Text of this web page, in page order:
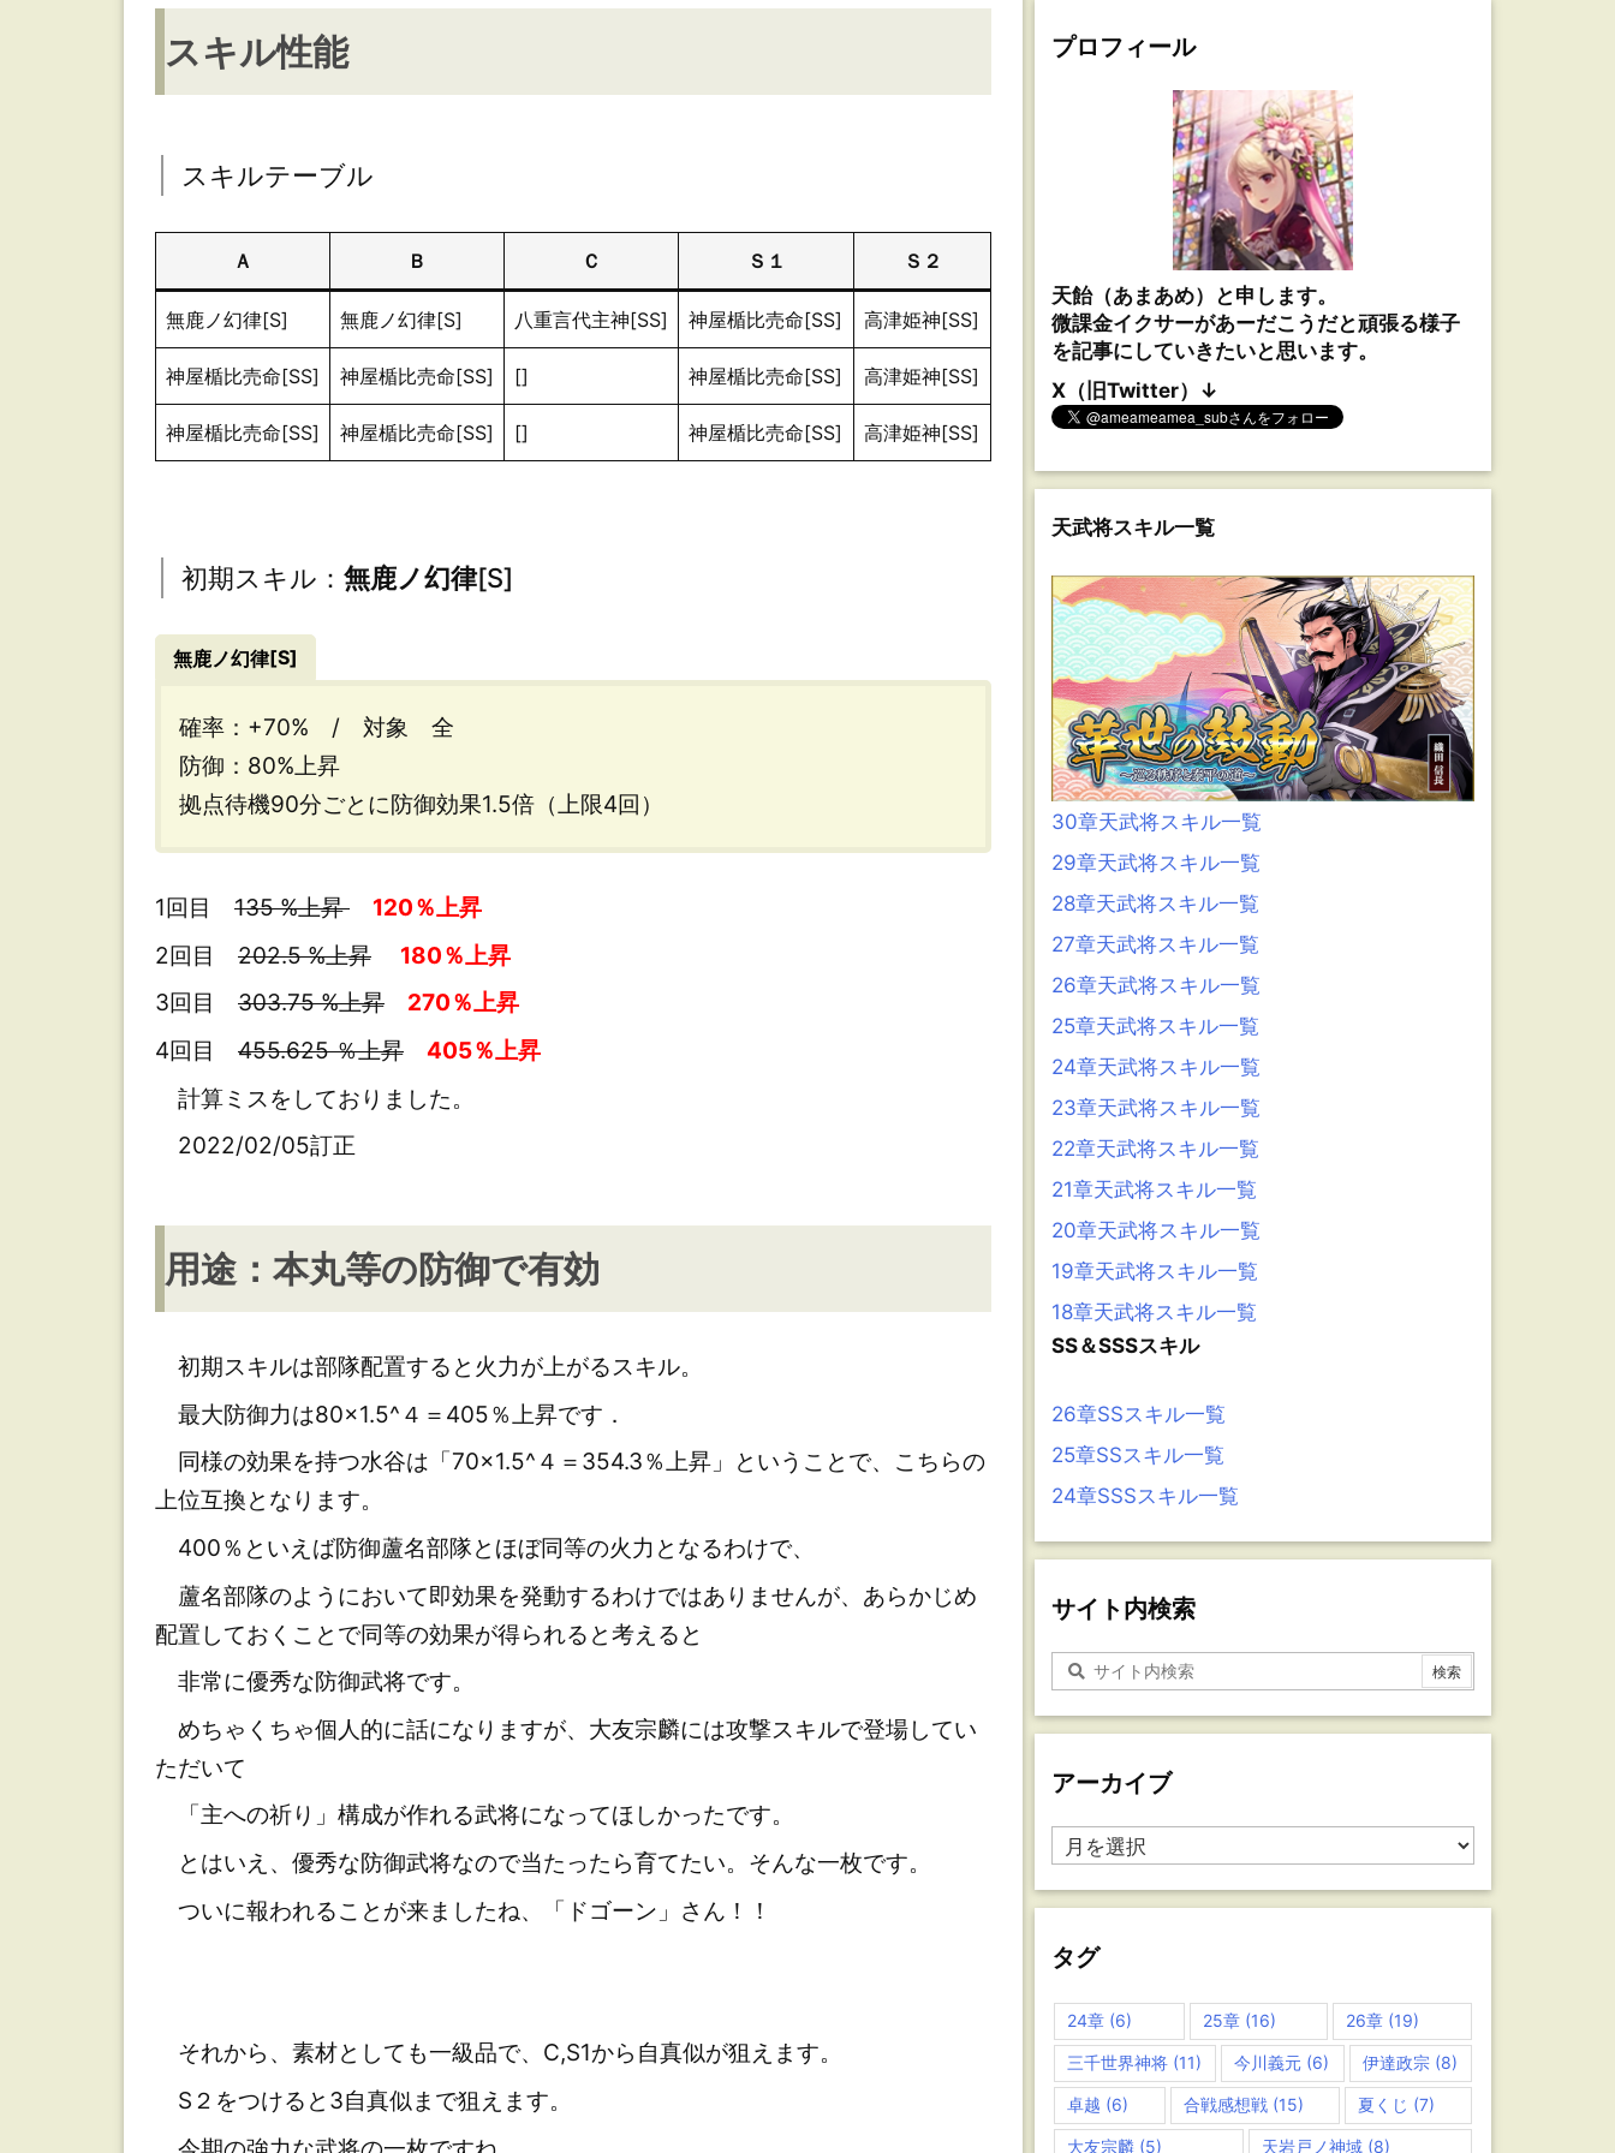
テ
ル
初
期
ス
キ
ル：
無
律
用
途：
本
丸
等
の
防
御
で
スキル性能
スキルテーブル
Ａ Ｂ Ｃ Ｓ１ Ｓ２
無鹿ノ幻律[S] 無鹿ノ幻律[S] 八重言代主神[SS] 神屋楯比売命[SS] 高津姫神[SS]
神屋楯比売命[SS] 神屋楯比売命[SS] [] 神屋楯比売命[SS] 高津姫神[SS]
神屋楯比売命[SS] 神屋楯比売命[SS] [] 神屋楯比売命[SS] 高津姫神[SS]
初期スキル： 無鹿ノ幻律[S]
無鹿ノ幻律[S]
確率：+70% / 対象 全
防御：80%上昇
拠点待機90分ごとに防御効果1.5倍（上限4回）
1回目 135 %上昇
120％上昇
2回目 202.5 %上昇
180％上昇
3回目 303.75 %上昇
270％上昇
4回目 455.625 ％上昇
405％上昇
計算ミスをしておりました。
2022/02/05訂正
用途：本丸等の防御で有効
初期スキルは部隊配置すると火力が上がるスキル。
最大防御力は80×1.5^４＝405％上昇です．
同様の効果を持つ水谷は「70×1.5^４＝354.3％上昇」ということで、こちらの
上位互換となります。
400％といえば防御蘆名部隊とほぼ同等の火力となるわけで、
蘆名部隊のようにおいて即効果を発動するわけではありませんが、あらかじめ
配置しておくことで同等の効果が得られると考えると
非常に優秀な防御武将です。
めちゃくちゃ個人的に話になりますが、大友宗麟には攻撃スキルで登場してい
ただいて
「主への祈り」構成が作れる武将になってほしかったです。
とはいえ、優秀な防御武将なので当たったら育てたい。そんな一枚です。
ついに報われることが来ましたね、「ドゴーン」さん！！
それから、素材としても一級品で、C,S1から自真似が狙えます。
S２をつけると3自真似まで狙えます。
プロフィール
天飴（あまあめ）と申します。
微課金イクサーがあーだこうだと頑張る様子
を記事にしていきたいと思います。
X（旧Twitter）↓
天武将スキル一覧
30章天武将スキル一覧
29章天武将スキル一覧
28章天武将スキル一覧
27章天武将スキル一覧
26章天武将スキル一覧
25章天武将スキル一覧
24章天武将スキル一覧
23章天武将スキル一覧
22章天武将スキル一覧
21章天武将スキル一覧
20章天武将スキル一覧
19章天武将スキル一覧
18章天武将スキル一覧
SS＆SSSスキル
26章SSスキル一覧
25章SSスキル一覧
24章SSSスキル一覧
サイト内検索
アーカイブ
ア
ー
カ
ブ
タグ
24章 (6) 25章(16) 26章 (19)
三千世界神将 (11) 今川義元 (6) 伊達政宗(8)
卓越 (6) 合戦感想戦(15) 夏くじ (7)
大友宗麟 (5) 天岩戸ノ神域 (8)